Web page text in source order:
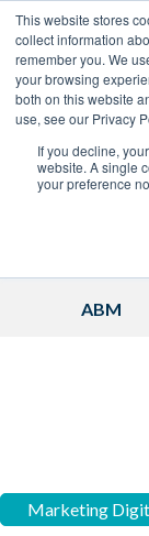
This website stores
collect information
remember you. We
your browsing
both on this website
use, see our Privacy
If you decline,
website. A single
your preference
Home Blog
Inbound
ABM
Marketing